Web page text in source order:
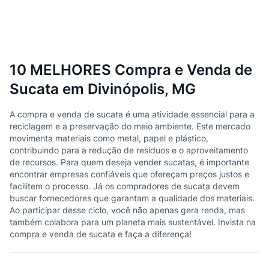
10 MELHORES Compra e Venda de
Sucata em Divinópolis, MG
A compra e venda de sucata é uma atividade essencial para a
reciclagem e a preservação do meio ambiente. Este mercado
movimenta materiais como metal, papel e plástico,
contribuindo para a redução de resíduos e o aproveitamento
de recursos. Para quem deseja vender sucatas, é importante
encontrar empresas confiáveis que ofereçam preços justos e
facilitem o processo. Já os compradores de sucata devem
buscar fornecedores que garantam a qualidade dos materiais.
Ao participar desse ciclo, você não apenas gera renda, mas
também colabora para um planeta mais sustentável. Invista na
compra e venda de sucata e faça a diferença!